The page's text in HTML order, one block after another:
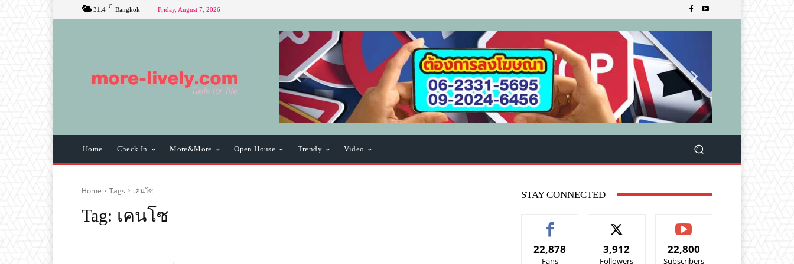
31.4 C Bangkok Friday, August 7, 2026
Home Check In More&More Open House Trendy Video
Home Tags เคนโซ
Tag: เคนโซ
STAY CONNECTED
22,878
Fans
3,912
Followers
22,800
Subscribers